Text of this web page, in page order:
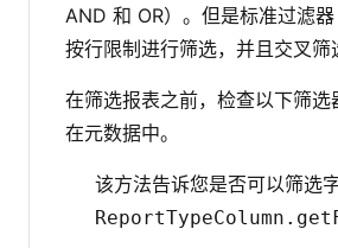
AND 和 OR）。但是标准过滤器
按行限制进行筛选，并且交叉筛
在筛选报表之前，检查以下筛选
在元数据中。
该方法告诉您是否可以筛选字